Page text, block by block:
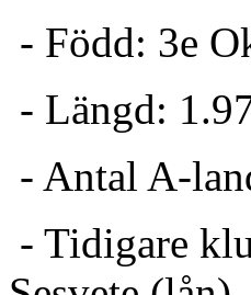
- Född: 3e
- Längd:
- Antal A-
- Tidigare